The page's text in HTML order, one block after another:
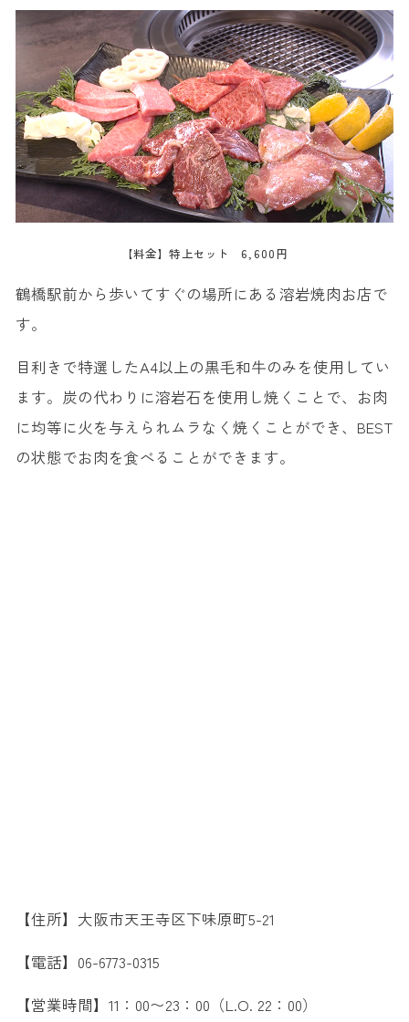
【料金】特上セット 6,600円
鶴橋駅前から歩いてすぐの場所にある溶岩焼肉お店で
す。
目利きで特選したA4以上の黒毛和牛のみを使用してい
ます。炭の代わりに溶岩石を使用し焼くことで、お肉
に均等に火を与えられムラなく焼くことができ、BEST
の状態でお肉を食べることができます。
【住所】大阪市天王寺区下味原町5-21
【電話】06-6773-0315
【営業時間】11：00〜23：00（L.O. 22：00）